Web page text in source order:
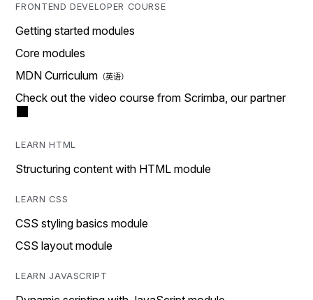
FRONTEND DEVELOPER COURSE
Getting started modules
Core modules
MDN Curriculum
Check out the video course from Scrimba, our partner
LEARN HTML
Structuring content with HTML module
LEARN CSS
CSS styling basics module
CSS layout module
LEARN JAVASCRIPT